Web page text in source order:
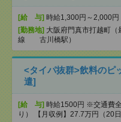
[給 与] 時給1,300円～2,000円
[勤務地] 大阪府門真市打越町（
線 古川橋駅）
<タイパ抜群>飲料のピ
遣]
[給 与] 時給1500円 ※交通費
り） 【月収例】27.7万円（20